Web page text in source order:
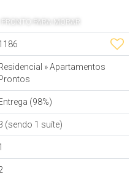
PRONTO PARA MORAR
»Apartamentos
(98%)
(sendo 1 suíte)